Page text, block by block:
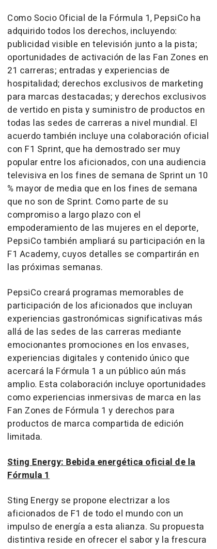
Como Socio Oficial de la Fórmula 1, PepsiCo ha
adquirido todos los derechos, incluyendo:
publicidad visible en televisión junto a la pista;
oportunidades de activación de las Fan Zones en
21 carreras; entradas y experiencias de
hospitalidad; derechos exclusivos de marketing
para marcas destacadas; y derechos exclusivos
de vertido en pista y suministro de productos en
todas las sedes de carreras a nivel mundial. El
acuerdo también incluye una colaboración oficial
con F1 Sprint, que ha demostrado ser muy
popular entre los aficionados, con una audiencia
televisiva en los fines de semana de Sprint un 10
% mayor de media que en los fines de semana
que no son de Sprint. Como parte de su
compromiso a largo plazo con el
empoderamiento de las mujeres en el deporte,
PepsiCo también ampliará su participación en la
F1 Academy, cuyos detalles se compartirán en
las próximas semanas.
PepsiCo creará programas memorables de
participación de los aficionados que incluyan
experiencias gastronómicas significativas más
allá de las sedes de las carreras mediante
emocionantes promociones en los envases,
experiencias digitales y contenido único que
acercará la Fórmula 1 a un público aún más
amplio. Esta colaboración incluye oportunidades
como experiencias inmersivas de marca en las
Fan Zones de Fórmula 1 y derechos para
productos de marca compartida de edición
limitada.
Sting Energy: Bebida energética oficial de la
Fórmula 1
Sting Energy se propone electrizar a los
aficionados de F1 de todo el mundo con un
impulso de energía a esta alianza. Su propuesta
distintiva reside en ofrecer el sabor y la frescura